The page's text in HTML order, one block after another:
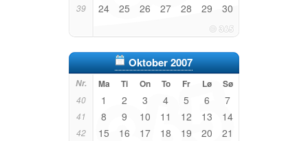
39 24 25 26 27 28 29 30
Oktober 2007
Nr. Ma Ti On To Fr Lø Sø
40 1 2 3 4 5 6 7
41 8 9 10 11 12 13 14
42 15 16 17 18 19 20 21